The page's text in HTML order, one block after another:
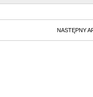
NASTĘPNY